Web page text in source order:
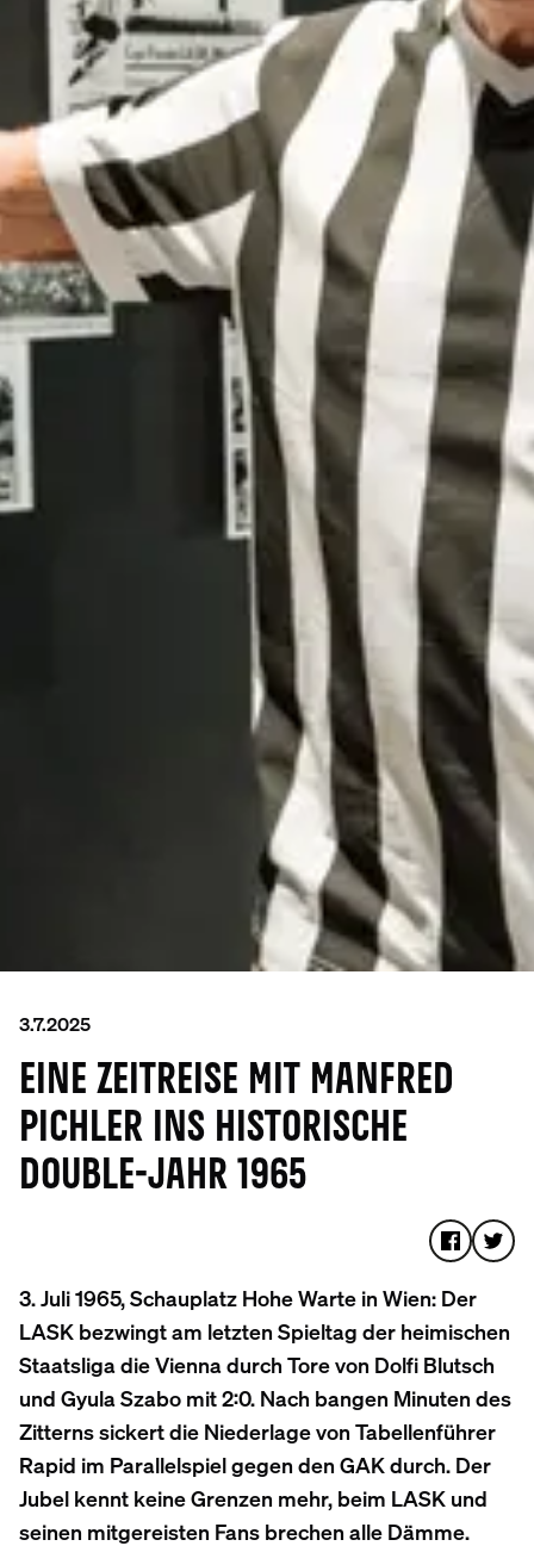
3.7.2025
EINE ZEITREISE MIT MANFRED
PICHLER INS HISTORISCHE
DOUBLE-JAHR 1965
3. Juli 1965, Schauplatz Hohe Warte in Wien: Der
LASK bezwingt am letzten Spieltag der heimischen
Staatsliga die Vienna durch Tore von Dolfi Blutsch
und Gyula Szabo mit 2:0. Nach bangen Minuten des
Zitterns sickert die Niederlage von Tabellenführer
Rapid im Parallelspiel gegen den GAK durch. Der
Jubel kennt keine Grenzen mehr, beim LASK und
seinen mitgereisten Fans brechen alle Dämme.